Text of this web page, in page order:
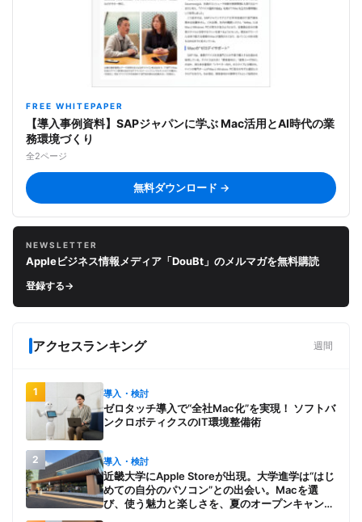
FREE WHITEPAPER
【導入事例資料】SAPジャパンに学ぶ Mac活用とAI時代の業
務環境づくり
全2ページ
無料ダウンロード →
NEWSLETTER
Appleビジネス情報メディア「DouBt」のメルマガを無料購読
登録する→
アクセスランキング 週間
1 導入・検討
ゼロタッチ導入で“全社Mac化”を実現！ ソフトバ
ンクロボティクスのIT環境整備術
2 導入・検討
近畿大学にApple Storeが出現。大学進学は“はじ
めての自分のパソコン”との出会い。Macを選
び、使う魅力と楽しさを、夏のオープンキャンパ